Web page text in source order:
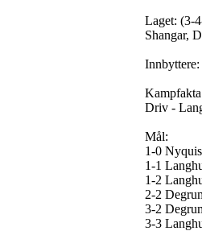
Laget: (3-
Shangar,
Driv -
Mål:
1-0
1-1
1-2
2-2
3-2
3-3